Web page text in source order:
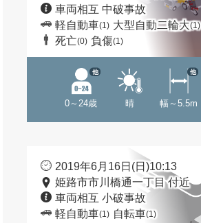
車両相互 中破事故
軽自動車(1) 大型自動二輪大(1)
死亡(0) 負傷(1)
0～24歳
他
晴 幅～5.5m
他
2019年6月16日(日)10:13
姫路市市川橋通一丁目 付近
車両相互 小破事故
軽自動車(1) 自転車(1)